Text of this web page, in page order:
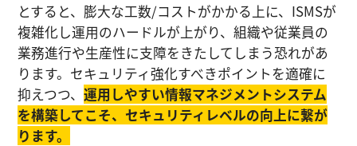
とすると、膨大な工数/コストがかかる上に、ISMSが
複雑化し運⽤のハードルが上がり、組織や従業員の
業務進⾏や生産性に⽀障をきたしてしまう恐れがあ
ります。セキュリティ強化すべきポイントを適確に
抑えつつ、運⽤しやすい情報マネジメントシステム
を構築してこそ、セキュリティレベルの向上に繋が
ります。